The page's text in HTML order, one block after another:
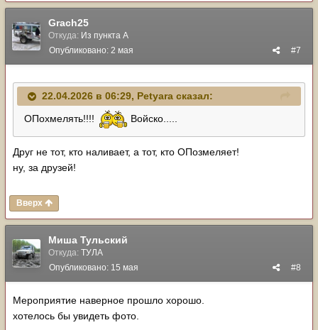
Grach25
Откуда: Из пункта А
#7
Опубликовано: 2 мая
22.04.2026 в 06:29, Petyara сказал:
ОПохмелять!!!!
Войско.....
Друг не тот, кто наливает, а тот, кто ОПозмеляет!
ну, за друзей!
Вверх
Миша Тульский
Откуда: ТУЛА
#8
Опубликовано: 15 мая
Мероприятие наверное прошло хорошо.
хотелось бы увидеть фото.